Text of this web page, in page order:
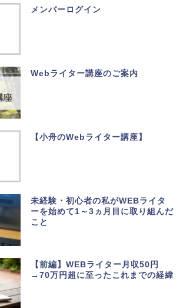
メンバーログイン
Webライター講座のご案内
【小舟のWebライター講座】
未経験・初心者の私がWEBライタ
ーを始めて1～3ヵ月目に取り組んだ
こと
【前編】WEBライター月収50円
→70万円超に至ったこれまでの経緯